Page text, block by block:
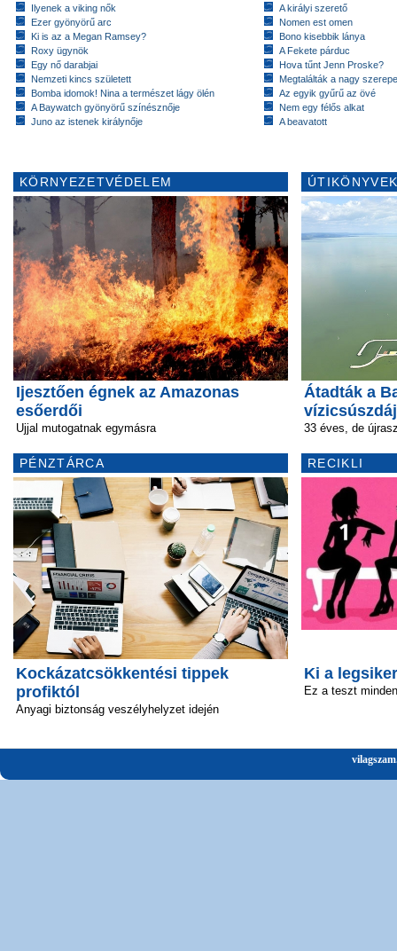
Ilyenek a viking nők
Ezer gyönyörű arc
Ki is az a Megan Ramsey?
Roxy ügynök
Egy nő darabjai
Nemzeti kincs született
Bomba idomok! Nina a természet lágy ölén
A Baywatch gyönyörű színésznője
Juno az istenek királynője
A királyi szerető
Nomen est omen
Bono kisebbik lánya
A Fekete párduc
Hova tűnt Jenn Proske?
Megtalálták a nagy
Az egyik gyűrű az övé
Nem egy félős alkat
A beavatott
KÖRNYEZETVÉDELEM
Ijesztően égnek az Amazonas
esőerdői
Ujjal mutogatnak egymásra
PÉNZTÁRCA
Kockázatcsökkentési tippek
profiktól
Anyagi biztonság veszélyhelyzet idején
Átadták a
33 éves, de
RECIKLI
Ki a
Ez a teszt